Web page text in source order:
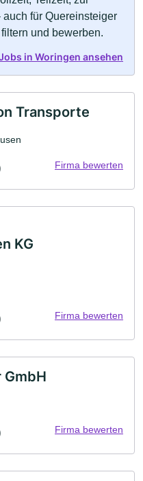
für Quereinsteiger
und bewerben.
in Woringen ansehen
Transporte
Firma bewerten
KG
Firma bewerten
Firma bewerten